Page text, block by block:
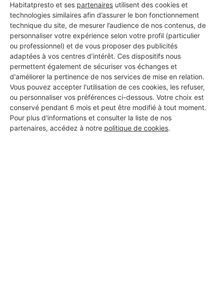
Habitatpresto et ses partenaires utilisent des cookies et
technologies similaires afin d’assurer le bon fonctionnement
technique du site, de mesurer l’audience de nos contenus, de
personnaliser votre expérience selon votre profil (particulier
ou professionnel) et de vous proposer des publicités
adaptées à vos centres d’intérêt. Ces dispositifs nous
permettent également de sécuriser vos échanges et
d'améliorer la pertinence de nos services de mise en relation.
Vous pouvez accepter l'utilisation de ces cookies, les refuser,
ou personnaliser vos préférences ci-dessous. Votre choix est
conservé pendant 6 mois et peut être modifié à tout moment.
Pour plus d'informations et consulter la liste de nos
partenaires, accédez à notre politique de cookies.
choisir ? Demandez des devis travauxauprès de notre réseau de 5 000
professionnels partout en France.
DEMANDER UN DEVIS